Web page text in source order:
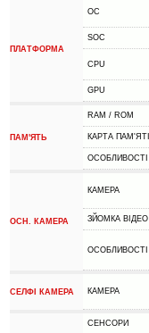
ПЛАТФОРМА
ОС
SOC
CPU
GPU
ПАМ'ЯТЬ
RAM / ROM
КАРТА ПАМ'ЯТІ
ОСОБЛИВОСТІ
ОСН. КАМЕРА
КАМЕРА
ЗЙОМКА ВІДЕО
ОСОБЛИВОСТІ
СЕЛФІ КАМЕРА КАМЕРА
СЕНСОРИ